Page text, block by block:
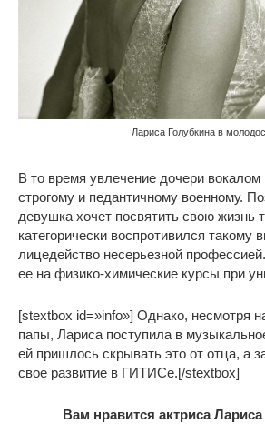
Лариса Голубкина в
В то время увлечение дочери вокалом
строгому и педантичному военному.
девушка хочет посвятить свою жизнь
категорически воспротивился такому
лицедейство несерьезной
ее на физико-химические курсы при
[stextbox id=»info»] Однако, несмотря
папы, Лариса поступила в
ей пришлось скрывать это от отца, а
свое развитие в ГИТИСе.[/stextbox]
Вам нравится актриса